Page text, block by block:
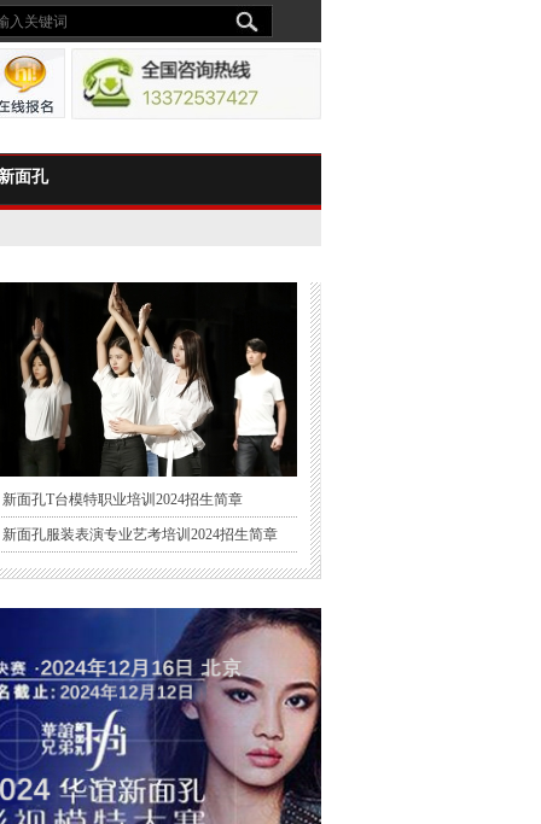
面孔
新面孔T台模特职业培训2024招生简章
新面孔服装表演专业艺考培训2024招生简章